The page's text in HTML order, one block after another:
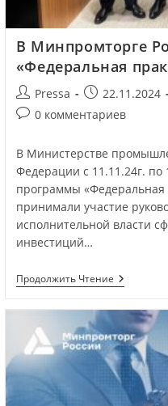
В Минпромторге
«Федеральная
Pressa 22.11.2024
0 комментариев
В Министерстве
Федерации с 11.11.24г.
программы «Федеральная
принимали участие
исполнительной власти
инвестиций…
Продолжить Чтение